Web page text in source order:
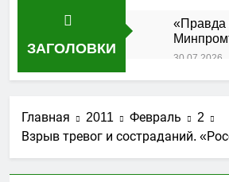
ЗАГОЛОВКИ
кластера
в
30.07.2026
«Гильдия
27.07.2026
порядок
Главная 2011 Февраль
2
Взрыв тревог и состраданий.